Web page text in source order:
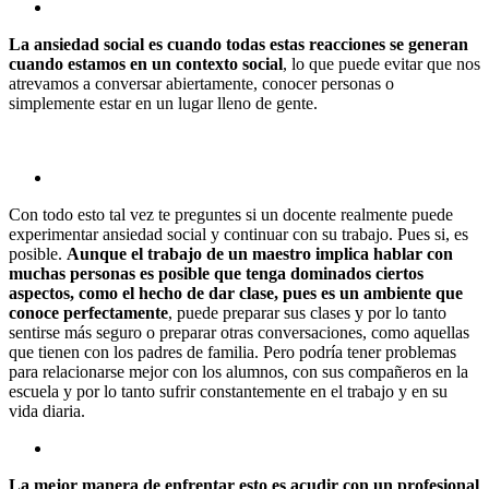
La ansiedad social es cuando todas estas reacciones se generan
cuando estamos en un contexto social, lo que puede evitar que nos
atrevamos a conversar abiertamente, conocer personas o
simplemente estar en un lugar lleno de gente.
Con todo esto tal vez te preguntes si un docente realmente puede
experimentar ansiedad social y continuar con su trabajo. Pues si, es
posible. Aunque el trabajo de un maestro implica hablar con
muchas personas es posible que tenga dominados ciertos
aspectos, como el hecho de dar clase, pues es un ambiente que
conoce perfectamente, puede preparar sus clases y por lo tanto
sentirse más seguro o preparar otras conversaciones, como aquellas
que tienen con los padres de familia. Pero podría tener problemas
para relacionarse mejor con los alumnos, con sus compañeros en la
escuela y por lo tanto sufrir constantemente en el trabajo y en su
vida diaria.